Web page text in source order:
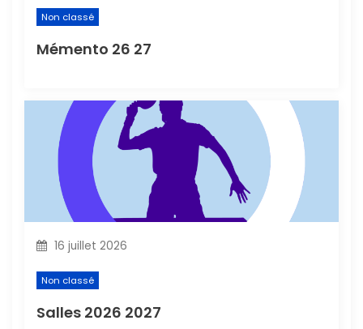
Non classé
Mémento 26 27
16 juillet 2026
Non classé
Salles 2026 2027